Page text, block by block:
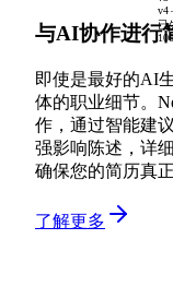
v4
已
与AI协作进行
即使是最好的AI
体的职业细节。
作，通过智能建
强影响陈述，详
确保您的简历真
了解更多